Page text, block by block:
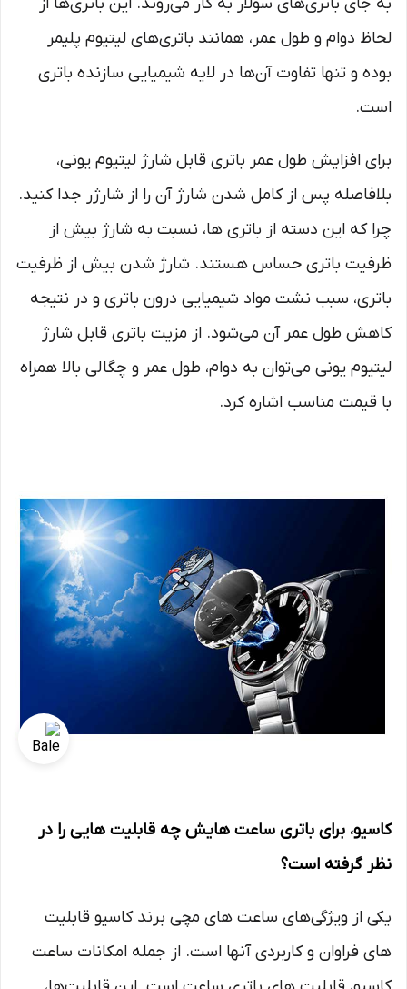
لحاظ دوام و طول عمر، همانند باتری‌های لیتیوم پلیمر
بوده و تنها تفاوت آن‌ها در لایه شیمیایی سازنده باتری
است.
برای افزایش طول عمر باتری قابل شارژ لیتیوم یونی،
بلافاصله پس از کامل شدن شارژ آن را از شارژر جدا کنید.
چرا که این دسته از باتری‌ ها، نسبت به شارژ بیش از
ظرفیت باتری حساس هستند. شارژ شدن بیش از ظرفیت
باتری، سبب نشت مواد شیمیایی درون باتری و در نتیجه
کاهش طول عمر آن می‌شود. از مزیت باتری قابل شارژ
لیتیوم یونی می‌توان به دوام، طول عمر و چگالی بالا همراه
با قیمت مناسب اشاره کرد.
کاسیو، برای باتری ساعت‌ هایش چه قابلیت‌ هایی را در
نظر گرفته است؟
یکی از ویژگی‌های ساعت های مچی‌ برند کاسیو قابلیت
های فراوان و کاربردی آنها است. از جمله امکانات ساعت